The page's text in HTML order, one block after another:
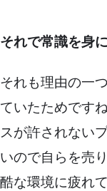
それで常識を身
それも理由の一
ていたためです
スが許されない
いので自らを売
酷な環境に疲れ